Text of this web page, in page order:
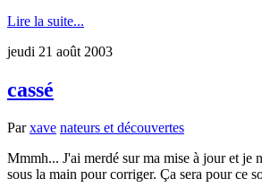
Lire la suite...
jeudi 21 août 2003
cassé
Parxave nateurs et découvertes
Mmmh... J'ai merdé sur ma mise à jour et je
sous la main pour corriger. Ça sera pour ce